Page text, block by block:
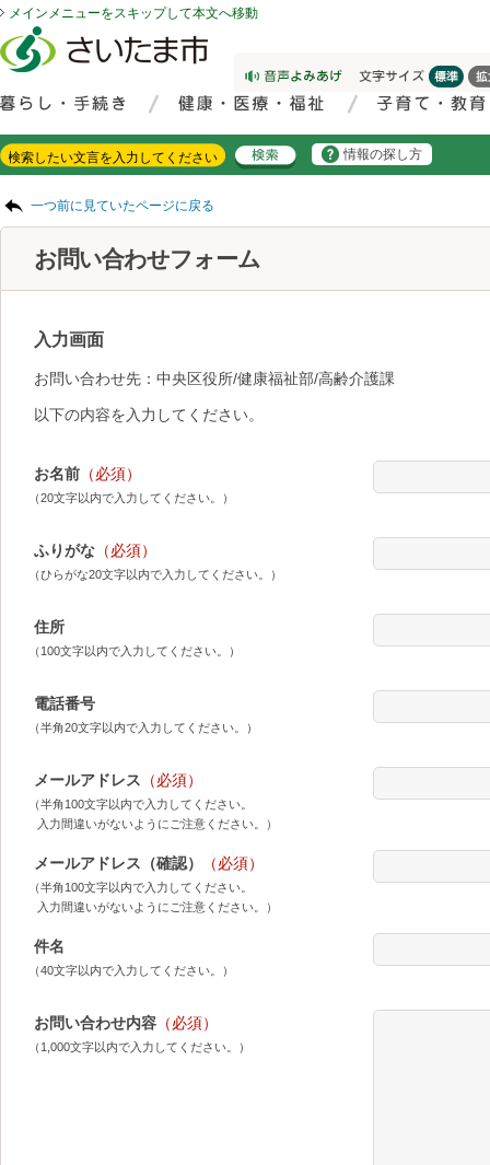
メインメニューをスキップして本文へ移動
情報の探し方
一つ前に見ていたページに戻る
お問い合わせフォーム
入力画面
お問い合わせ先：中央区役所/健康福祉部/高齢介護課
以下の内容を入力してください。
お名前 （必須）
（20文字以内で入力してください。）
ふりがな （必須）
（ひらがな20文字以内で入力してください。）
住所
（100文字以内で入力してください。）
電話番号
（半角20文字以内で入力してください。）
メールアドレス （必須）
（半角100文字以内で入力してください。
入力間違いがないようにご注意ください。）
メールアドレス（確認） （必須）
（半角100文字以内で入力してください。
入力間違いがないようにご注意ください。）
件名
（40文字以内で入力してください。）
お問い合わせ内容 （必須）
（1,000文字以内で入力してください。）